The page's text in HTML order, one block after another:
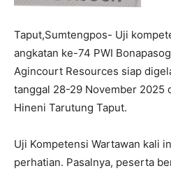
Taput,Sumtengpos- Uji
angkatan ke-74 PWI
Agincourt Resources siap
tanggal 28-29 November 2025
Hineni Tarutung Taput.
Uji Kompetensi Wartawan kali
perhatian. Pasalnya, peserta